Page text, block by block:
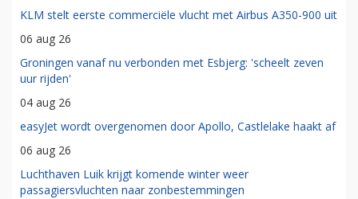
KLM stelt eerste commerciële vlucht met Airbus A350-900 uit
06 aug 26
Groningen vanaf nu verbonden met Esbjerg: 'scheelt zeven
uur rijden'
04 aug 26
easyJet wordt overgenomen door Apollo, Castlelake haakt af
06 aug 26
Luchthaven Luik krijgt komende winter weer
passagiersvluchten naar zonbestemmingen